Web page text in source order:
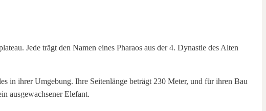
Jede trägt den Namen eines Pharaos aus der 4. Dynastie des Alten
in ihrer Umgebung. Ihre Seitenlänge beträgt 230 Meter, und für ihren Bau
ausgewachsener Elefant.